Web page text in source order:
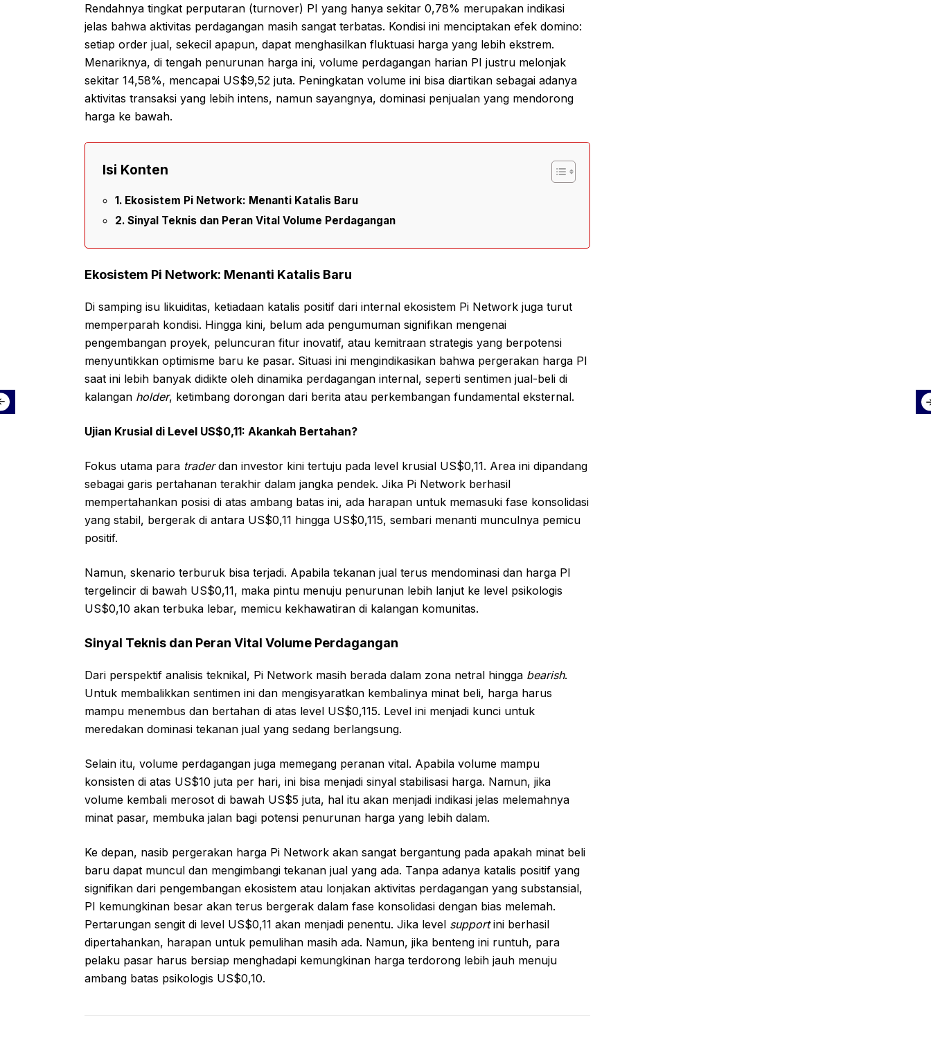
Rendahnya tingkat perputaran (turnover) PI yang hanya sekitar 0,78% merupakan indikasi
jelas bahwa aktivitas perdagangan masih sangat terbatas. Kondisi ini menciptakan efek domino:
setiap order jual, sekecil apapun, dapat menghasilkan fluktuasi harga yang lebih ekstrem.
Menariknya, di tengah penurunan harga ini, volume perdagangan harian PI justru melonjak
sekitar 14,58%, mencapai US$9,52 juta. Peningkatan volume ini bisa diartikan sebagai adanya
aktivitas transaksi yang lebih intens, namun sayangnya, dominasi penjualan yang mendorong
harga ke bawah.
Isi Konten
Ekosistem Pi Network: Menanti Katalis Baru
Sinyal Teknis dan Peran Vital Volume Perdagangan
Ekosistem Pi Network: Menanti Katalis Baru
Di samping isu likuiditas, ketiadaan katalis positif dari internal ekosistem Pi Network juga turut
memperparah kondisi. Hingga kini, belum ada pengumuman signifikan mengenai
pengembangan proyek, peluncuran fitur inovatif, atau kemitraan strategis yang berpotensi
menyuntikkan optimisme baru ke pasar. Situasi ini mengindikasikan bahwa pergerakan harga PI
saat ini lebih banyak didikte oleh dinamika perdagangan internal, seperti sentimen jual-beli di
kalangan holder, ketimbang dorongan dari berita atau perkembangan fundamental eksternal.
Ujian Krusial di Level US$0,11: Akankah Bertahan?
Fokus utama para traderdan investor kini tertuju pada level krusial US$0,11. Area ini dipandang
sebagai garis pertahanan terakhir dalam jangka pendek. Jika Pi Network berhasil
mempertahankan posisi di atas ambang batas ini, ada harapan untuk memasuki fase konsolidasi
yang stabil, bergerak di antara US$0,11 hingga US$0,115, sembari menanti munculnya pemicu
positif.
Namun, skenario terburuk bisa terjadi. Apabila tekanan jual terus mendominasi dan harga PI
tergelincir di bawah US$0,11, maka pintu menuju penurunan lebih lanjut ke level psikologis
US$0,10 akan terbuka lebar, memicu kekhawatiran di kalangan komunitas.
Sinyal Teknis dan Peran Vital Volume Perdagangan
Dari perspektif analisis teknikal, Pi Network masih berada dalam zona netral hingga bearish.
Untuk membalikkan sentimen ini dan mengisyaratkan kembalinya minat beli, harga harus
mampu menembus dan bertahan di atas level US$0,115. Level ini menjadi kunci untuk
meredakan dominasi tekanan jual yang sedang berlangsung.
Selain itu, volume perdagangan juga memegang peranan vital. Apabila volume mampu
konsisten di atas US$10 juta per hari, ini bisa menjadi sinyal stabilisasi harga. Namun, jika
volume kembali merosot di bawah US$5 juta, hal itu akan menjadi indikasi jelas melemahnya
minat pasar, membuka jalan bagi potensi penurunan harga yang lebih dalam.
Ke depan, nasib pergerakan harga Pi Network akan sangat bergantung pada apakah minat beli
baru dapat muncul dan mengimbangi tekanan jual yang ada. Tanpa adanya katalis positif yang
signifikan dari pengembangan ekosistem atau lonjakan aktivitas perdagangan yang substansial,
PI kemungkinan besar akan terus bergerak dalam fase konsolidasi dengan bias melemah.
Pertarungan sengit di level US$0,11 akan menjadi penentu. Jika level supportini berhasil
dipertahankan, harapan untuk pemulihan masih ada. Namun, jika benteng ini runtuh, para
pelaku pasar harus bersiap menghadapi kemungkinan harga terdorong lebih jauh menuju
ambang batas psikologis US$0,10.